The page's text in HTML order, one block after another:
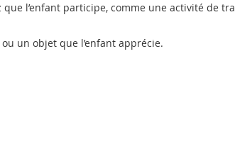
que l’enfant participe, comme une activité de
un objet que l’enfant apprécie.